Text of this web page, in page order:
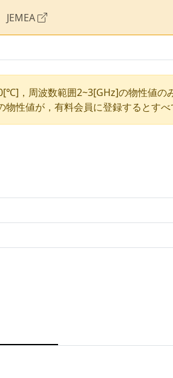
JEMEA
，周波数範囲2~3[GHz]の物性値の
性値が，有料会員に登録するとす